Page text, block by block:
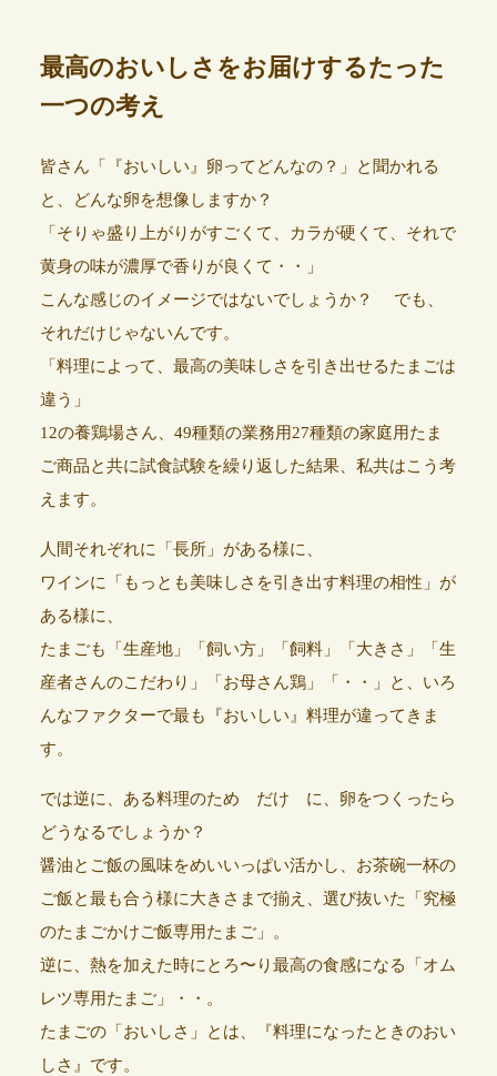
最高のおいしさをお届けするたった
一つの考え
皆さん「『おいしい』卵ってどんなの？」と聞かれる
と、どんな卵を想像しますか？
「そりゃ盛り上がりがすごくて、カラが硬くて、それで
黄身の味が濃厚で香りが良くて・・」
こんな感じのイメージではないでしょうか？ でも、
それだけじゃないんです。
「料理によって、最高の美味しさを引き出せるたまごは
違う」
12の養鶏場さん、49種類の業務用27種類の家庭用たま
ご商品と共に試食試験を繰り返した結果、私共はこう考
えます。
人間それぞれに「長所」がある様に、
ワインに「もっとも美味しさを引き出す料理の相性」が
ある様に、
たまごも「生産地」「飼い方」「飼料」「大きさ」「生
産者さんのこだわり」「お母さん鶏」「・・」と、いろ
んなファクターで最も『おいしい』料理が違ってきま
す。
では逆に、ある料理のため だけ に、卵をつくったら
どうなるでしょうか？
醤油とご飯の風味をめいいっぱい活かし、お茶碗一杯の
ご飯と最も合う様に大きさまで揃え、選び抜いた「究極
のたまごかけご飯専用たまご」。
逆に、熱を加えた時にとろ〜り最高の食感になる「オム
レツ専用たまご」・・。
たまごの「おいしさ」とは、『料理になったときのおい
しさ』です。